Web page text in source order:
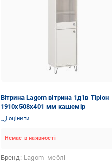
Вітрина Lagom вітрина 1д1в Тіріон
1910х508х401 мм кашемір
оцінити
Немає в наявності
Бренд Lagom_меблі